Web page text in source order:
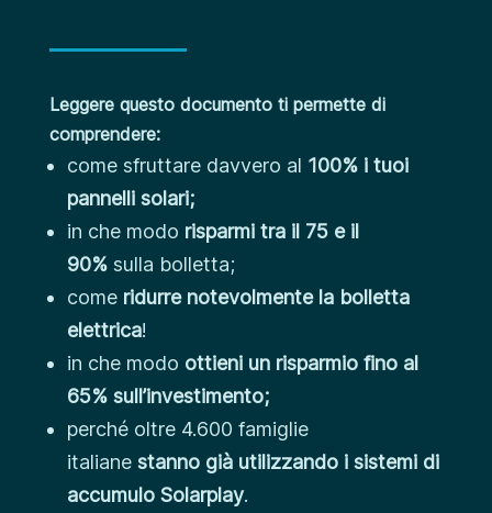
Leggere questo documento ti permette di
comprendere:
come sfruttare davvero al 100% i tuoi
pannelli solari;
in che modo risparmi tra il 75 e il
90%sulla bolletta;
come ridurre notevolmente la bolletta
elettrica!
in che modo ottieni un risparmio fino al
65% sull’investimento;
perché oltre 4.600 famiglie
italiane stanno già utilizzando i sistemi di
accumulo Solarplay.